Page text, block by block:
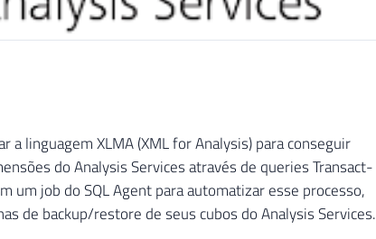
linguagem XLMA (XML for Analysis) para conseguir
do Analysis Services através de queries Transact-
um job do SQL Agent para automatizar esse processo,
de backup/restore de seus cubos do Analysis Services.